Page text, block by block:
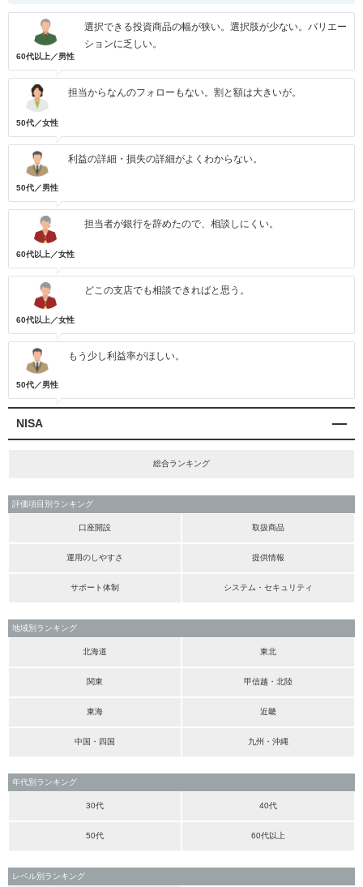
60代以上／男性
選択できる投資商品の幅が狭い。選択肢が少ない。バリエー
ションに乏しい。
50代／女性
担当からなんのフォローもない。割と額は大きいが。
50代／男性
利益の詳細・損失の詳細がよくわからない。
60代以上／女性
担当者が銀行を辞めたので、相談しにくい。
60代以上／女性
どこの支店でも相談できればと思う。
50代／男性
もう少し利益率がほしい。
NISA
総合ランキング
評価項目別ランキング
口座開設 取扱商品
運用のしやすさ 提供情報
サポート体制 システム・セキュリティ
地域別ランキング
北海道 東北
関東 甲信越・北陸
東海 近畿
中国・四国 九州・沖縄
年代別ランキング
30代 40代
50代 60代以上
レベル別ランキング